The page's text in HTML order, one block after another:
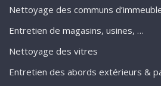
Nettoyage des communs
Entretien de magasins, usines, …
Nettoyage des vitres
Entretien des abords extérieurs &